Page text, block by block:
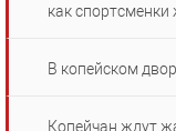
как
В копейском
Копейчан ждут